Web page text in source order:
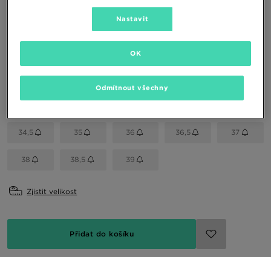
Vyberte velikost
34,5 35 36 36,5 37
38 38,5 39
Zjistit velikost
Přidat do košíku
Nastavit
Odmítnout všechny
OK